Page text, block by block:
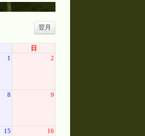
翌月
日
1 2
8 9
15 16